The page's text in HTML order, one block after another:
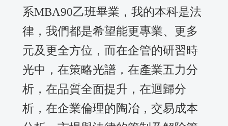
系MBA90乙班畢業，我的本科是法
律，我們都是希望能更專業、更多
元及更全方位，而在企管的研習時
光中，在策略光譜，在產業五力分
析，在品質全面提升，在迴歸分
析，在企業倫理的陶冶，交易成本